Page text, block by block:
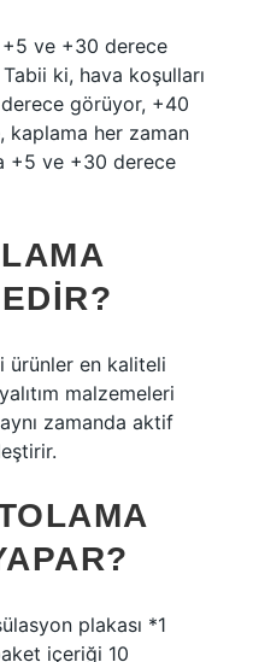
+5 ve +30 derece
ki, hava koşulları
görüyor, +40
kaplama her zaman
+5 ve +30 derece
ürünler en kaliteli
malzemeleri
zamanda aktif
plakası *1
içeriği 10